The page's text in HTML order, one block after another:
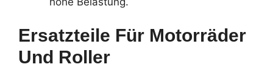
Ersatzteile Für Motorräder
Und Roller